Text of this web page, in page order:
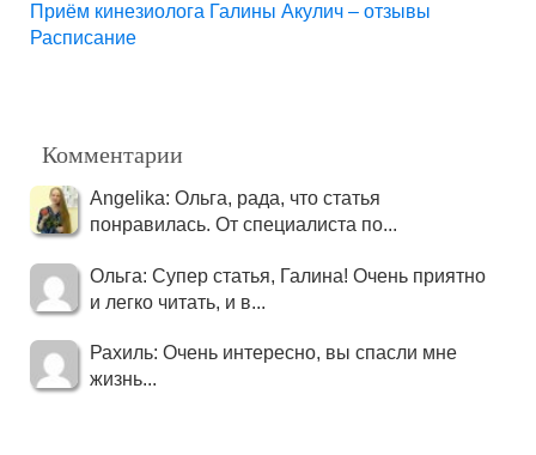
Приём кинезиолога Галины Акулич – отзывы
Расписание
Комментарии
Angelika: Ольга, рада, что статья
понравилась. От специалиста по...
Ольга: Супер статья, Галина! Очень приятно
и легко читать, и в...
Рахиль: Очень интересно, вы спасли мне
жизнь...